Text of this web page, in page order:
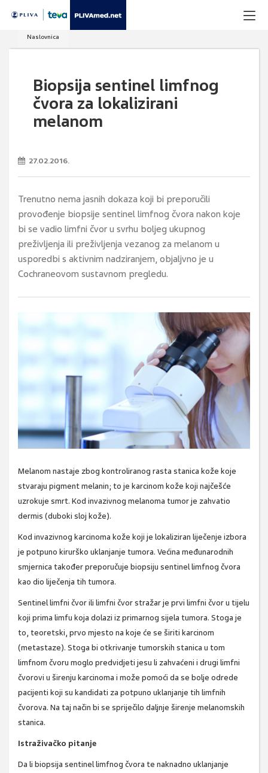
Naslovnica
Biopsija sentinel limfnog
čvora za lokalizirani
melanom
27.02.2016.
Trenutno nema jasnih dokaza koji bi preporučili
provođenje biopsije sentinel limfnog čvora nakon koje
bi se vadio limfni čvor u svrhu boljeg ukupnog
preživljenja ili preživljenja vezanog za melanom u
usporedbi s aktivnim nadziranjem, objaljvno je u
Cochraneovom sustavnom pregledu.
Melanom nastaje zbog kontroliranog rasta stanica kože koje
stvaraju pigment melanin; to je karcinom kože koji najčešće
uzrokuje smrt. Kod invazivnog melanoma tumor je zahvatio
dermis (duboki sloj kože).
Kod invazivnog karcinoma kože koji je lokaliziran liječenje izbora
je potpuno kirurško uklanjanje tumora. Većina međunarodnih
smjernica također preporučuje biopsiju sentinel limfnog čvora
kao dio liječenja tih tumora.
Sentinel limfni čvor ili limfni čvor stražar je prvi limfni čvor u tijelu
koji prima limfu koja dolazi iz primarnog sijela tumora. Stoga je
to, teoretski, prvo mjesto na koje će se širiti karcinom
(metastaze). Stoga bi otkrivanje tumorskih stanica u tom
limfnom čvoru moglo predvidjeti jesu li zahvaćeni i drugi limfni
čvorovi u širenju karcinoma i može pomoći da se bolje odrede
pacijenti koji su kandidati za potpuno uklanjanje tih limfnih
čvorova. Na taj način bi se spriječilo daljnje širenje melanomskih
stanica.
Istraživačko pitanje
Da li biopsija sentinel limfnog čvora te naknadno uklanjanje